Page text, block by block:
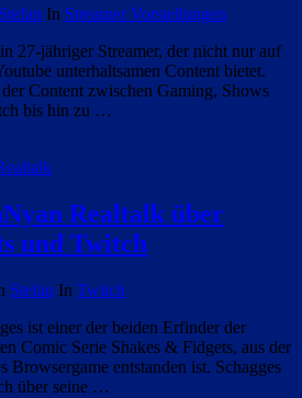
Stefan In Streamer Vorstellungen
27-jähriger Streamer, der nicht nur auf
unterhaltsamen Content bietet.
Content zwischen Gaming, Shows
bis hin zu …
Realtalk über
und Twitch
Stefan In Twitch
ist einer der beiden Erfinder der
Comic Serie Shakes & Fidgets, aus der
Browsergame entstanden ist. Schagges
über seine …